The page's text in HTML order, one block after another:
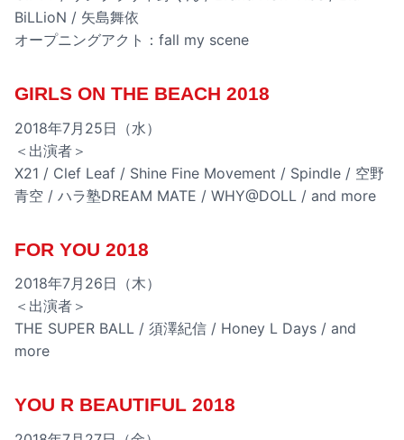
BiLLioN / 矢島舞依
オープニングアクト：fall my scene
GIRLS ON THE BEACH 2018
2018年7月25日（水）
＜出演者＞
X21 / Clef Leaf / Shine Fine Movement / Spindle / 空野
青空 / ハラ塾DREAM MATE / WHY@DOLL / and more
FOR YOU 2018
2018年7月26日（木）
＜出演者＞
THE SUPER BALL / 須澤紀信 / Honey L Days / and
more
YOU R BEAUTIFUL 2018